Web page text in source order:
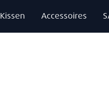
Kissen Accessoires